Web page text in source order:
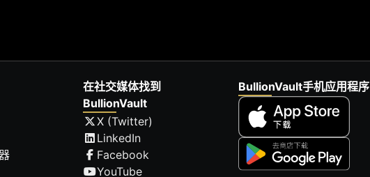
在社交媒体找到
BullionVault
X (Twitter)
LinkedIn
Facebook
YouTube
BullionVault手机应用程序